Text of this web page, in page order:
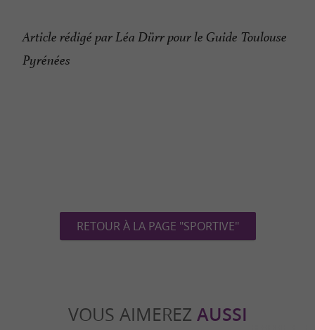
Article rédigé par Léa Dürr pour le Guide Toulouse
Pyrénées
RETOUR À LA PAGE "SPORTIVE"
VOUS AIMEREZ AUSSI